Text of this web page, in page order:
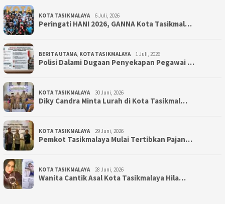
KOTA TASIKMALAYA 6 Juli, 2026
Peringati HANI 2026, GANNA Kota Tasikmal…
BERITA UTAMA, KOTA TASIKMALAYA 1 Juli, 2026
Polisi Dalami Dugaan Penyekapan Pegawai …
KOTA TASIKMALAYA 30 Juni, 2026
Diky Candra Minta Lurah di Kota Tasikmal…
KOTA TASIKMALAYA 29 Juni, 2026
Pemkot Tasikmalaya Mulai Tertibkan Pajan…
KOTA TASIKMALAYA 28 Juni, 2026
Wanita Cantik Asal Kota Tasikmalaya Hila…